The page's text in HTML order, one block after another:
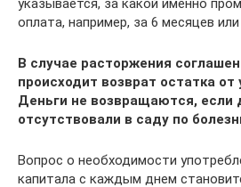
указывается, за какой именно
оплата, например, за 6 месяцев или
В случае расторжения
происходит возврат остатка
Деньги не возвращаются, если
отсутствовали в саду по
Вопрос о необходимости
капитала с каждым днем